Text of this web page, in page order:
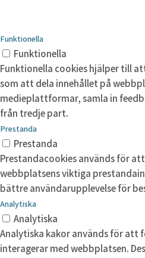
Funktionella
Funktionella
Funktionella cookies hjälper till
som att dela innehållet på
medieplattformar, samla in
från tredje part.
Prestanda
Prestanda
Prestandacookies används för
webbplatsens viktiga
bättre användarupplevelse för
Analytiska
Analytiska
Analytiska kakor används för att
interagerar med webbplatsen.